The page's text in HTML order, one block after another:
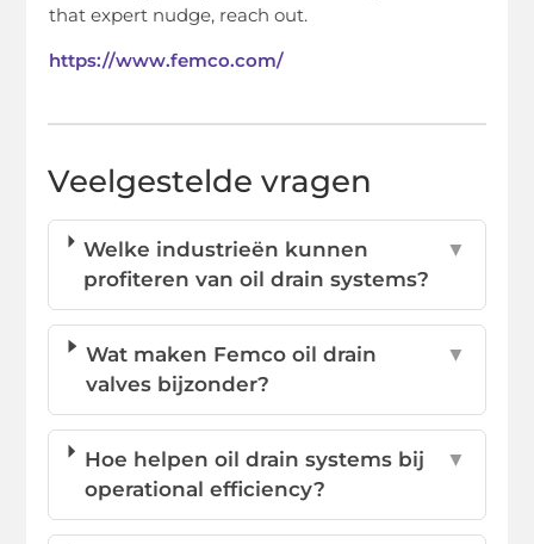
that expert nudge, reach out.
https://www.femco.com/
Veelgestelde vragen
Welke industrieën kunnen
profiteren van oil drain systems?
▼
Wat maken Femco oil drain
valves bijzonder?
▼
Hoe helpen oil drain systems bij
operational efficiency?
▼